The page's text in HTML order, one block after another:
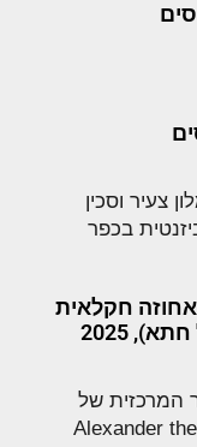
חקלאית
2025